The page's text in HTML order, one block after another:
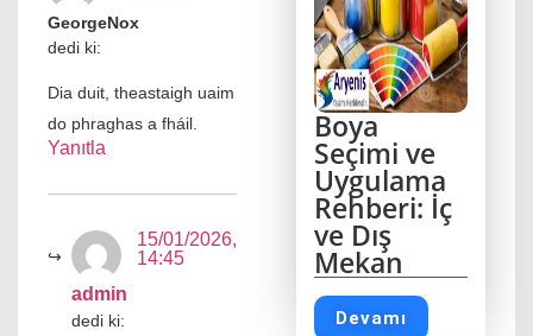
GeorgeNox
dedi ki:
Dia duit, theastaigh uaim
do phraghas a fháil.
Yanıtla
admin
dedi ki:
15/01/2026,
14:45
Boya
Seçimi ve
Uygulama
Rehberi: İç
ve Dış
Mekan
Devamı